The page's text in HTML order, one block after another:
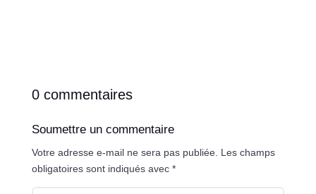
0 commentaires
Soumettre un commentaire
Votre adresse e-mail ne sera pas publiée. Les champs
obligatoires sont indiqués avec *